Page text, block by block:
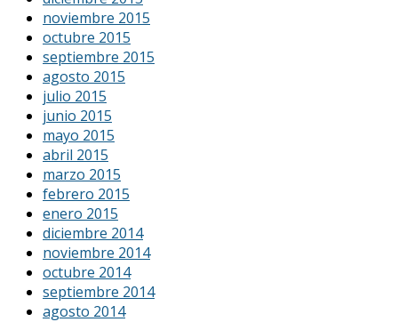
noviembre 2015
octubre 2015
septiembre 2015
agosto 2015
julio 2015
junio 2015
mayo 2015
abril 2015
marzo 2015
febrero 2015
enero 2015
diciembre 2014
noviembre 2014
octubre 2014
septiembre 2014
agosto 2014